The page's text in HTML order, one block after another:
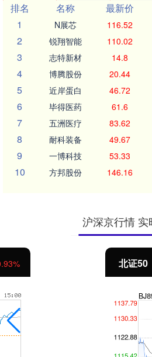
排名
名称 最新价
1
N展芯 116.52
2 锐翔智能 110.02
3 志特新材 14.8
4 博腾股份 20.44
5 近岸蛋白 46.72
6 毕得医药 61.6
7 五洲医疗 83.62
8 耐科装备 49.67
9 一博科技 53.33
10 方邦股份 146.16
沪深京行情 实
1134.24